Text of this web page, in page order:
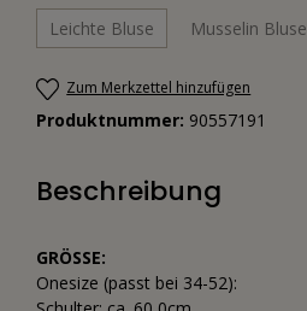
Leichte Bluse
Musselin Bluse
Zum Merkzettel hinzufügen
Produktnummer: 90557191
Beschreibung
GRÖSSE:
Onesize (passt bei 34-52):